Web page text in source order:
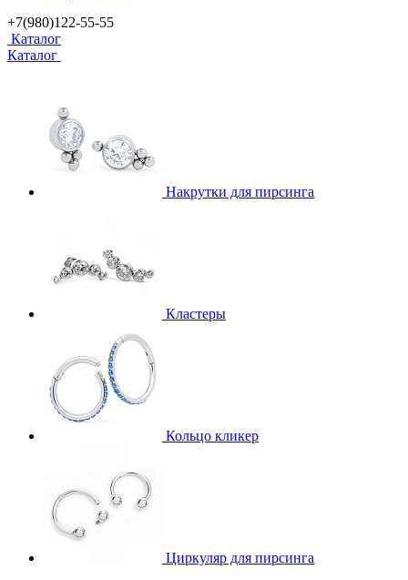
+7(980)122-55-55
Каталог
Каталог
Накрутки для пирсинга
Кластеры
Кольцо кликер
Циркуляр для пирсинга